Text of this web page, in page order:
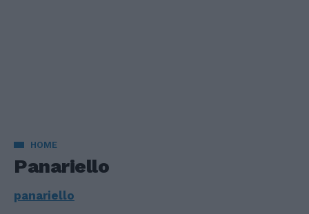
HOME
Panariello
panariello